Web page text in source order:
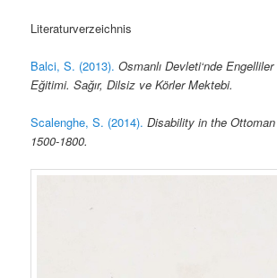
Literaturverzeichnis
Balci, S. (2013). Osmanlı Devleti‘nde
Eğitimi. Sağır, Dilsiz ve Körler Mektebi.
Scalenghe, S. (2014). Disability in the
1500-1800.